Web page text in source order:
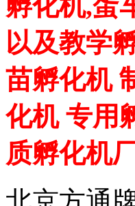
以及教学
苗孵化机
化机 专用
质孵化机